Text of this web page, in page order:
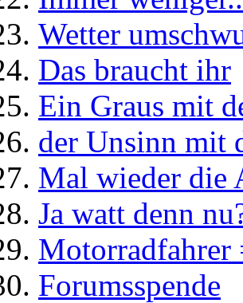
Wetter
Das braucht ihr
Ein Graus mit
der Unsinn mit
Mal wieder die
Ja watt denn
Motorradfahrer
Forumsspende